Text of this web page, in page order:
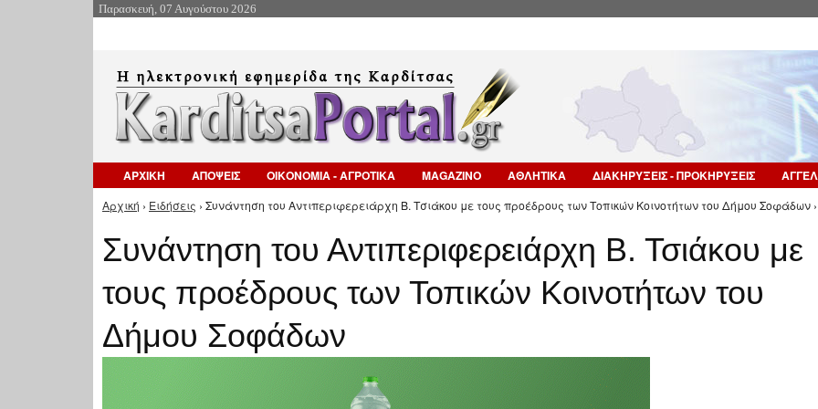
Παρασκευή, 07 Αυγούστου 2026
ΑΡΧΙΚΗ ΑΠΟΨΕΙΣ ΟΙΚΟΝΟΜΙΑ - ΑΓΡΟΤΙΚΑ MAGAZINO ΑΘΛΗΤΙΚΑ ΔΙΑΚΗΡΥΞΕΙΣ - ΠΡΟΚΗΡΥΞΕΙΣ
Είστε εδώ
Αρχική › Ειδήσεις › Συνάντηση του Αντιπεριφερειάρχη Β. Τσιάκου με τους προέδρους των Τοπικών Κοινοτήτων του Δήμου Σοφάδων ›
Συνάντηση του Αντιπεριφερειάρχη Β. Τσιάκου με
τους προέδρους των Τοπικών Κοινοτήτων του
Δήμου Σοφάδων